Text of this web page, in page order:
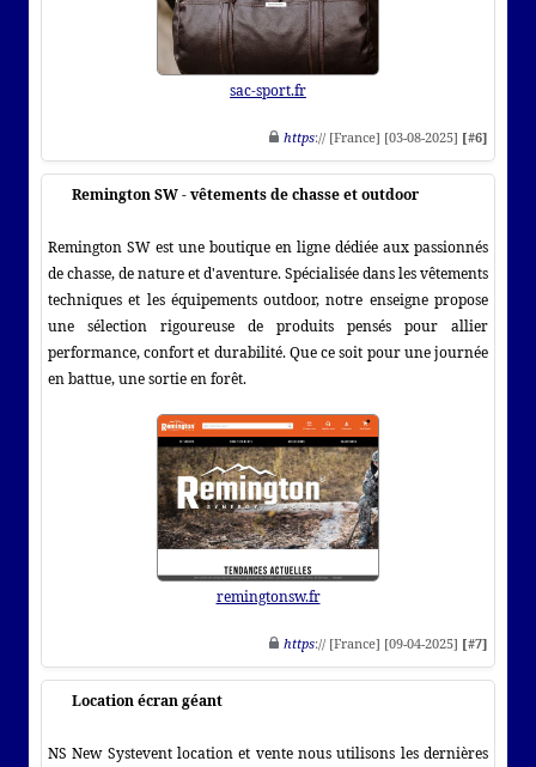
sac-sport.fr
https:// [France] [03-08-2025] [#6]
Remington SW - vêtements de chasse et outdoor
Remington SW est une boutique en ligne dédiée aux passionnés
de chasse, de nature et d'aventure. Spécialisée dans les vêtements
techniques et les équipements outdoor, notre enseigne propose
une sélection rigoureuse de produits pensés pour allier
performance, confort et durabilité. Que ce soit pour une journée
en battue, une sortie en forêt.
remingtonsw.fr
https:// [France] [09-04-2025] [#7]
Location écran géant
NS New Systevent location et vente nous utilisons les dernières